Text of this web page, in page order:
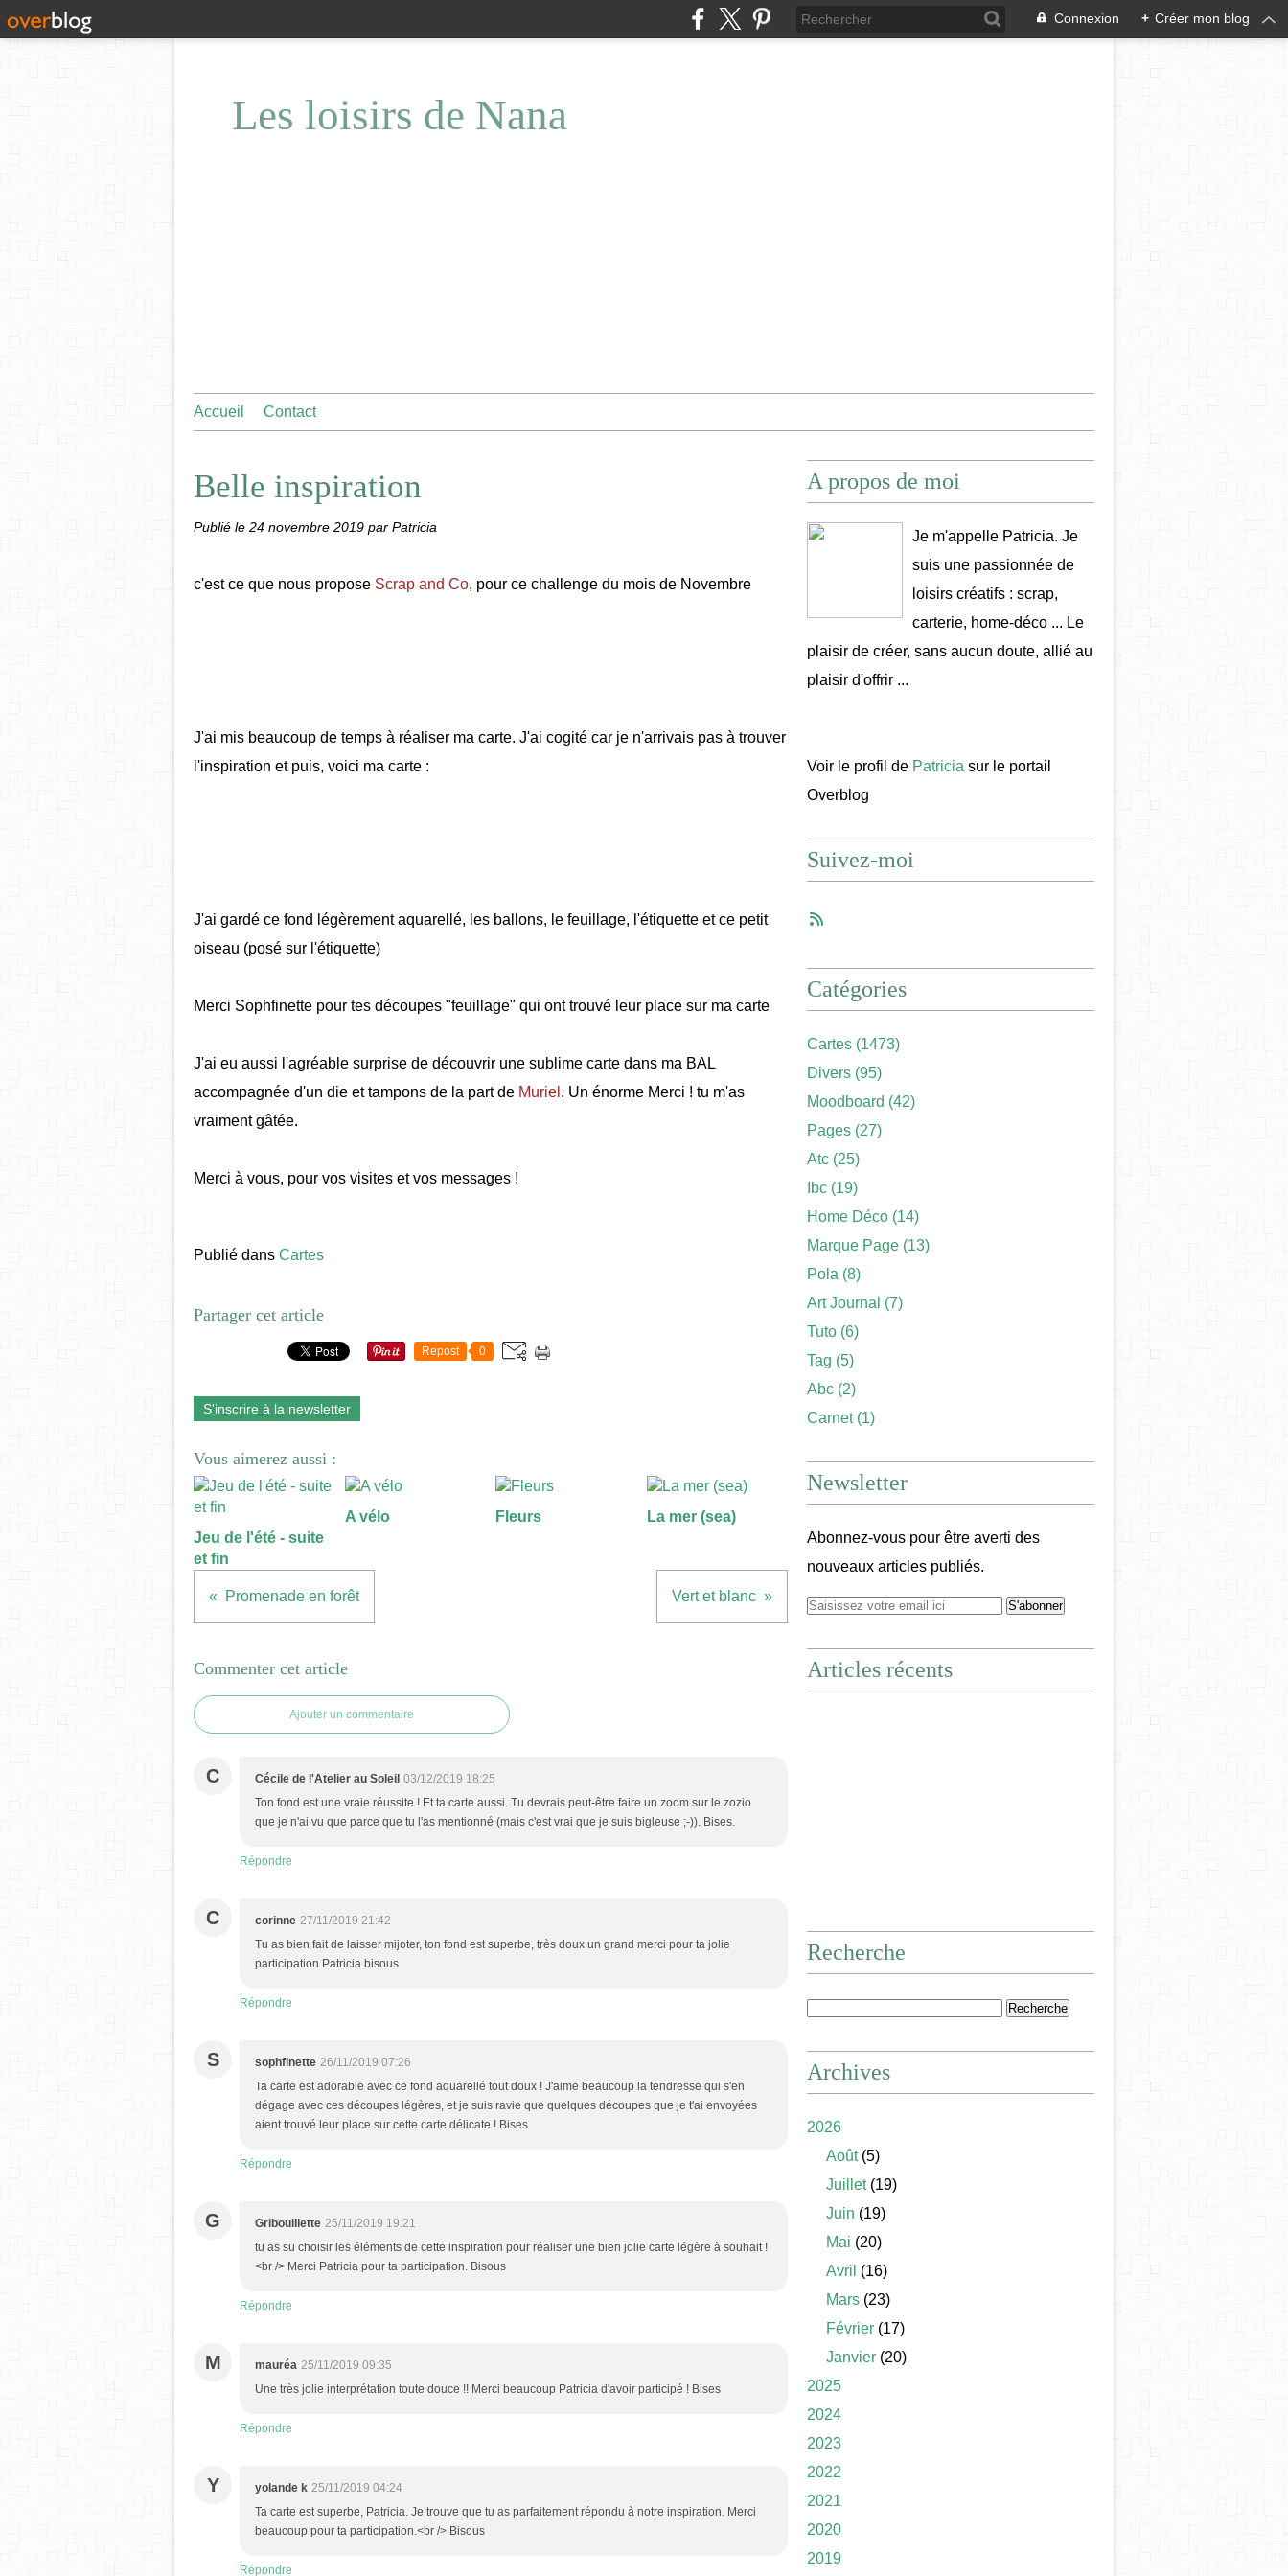
Connexion + Créer mon blog
Les loisirs de Nana
Accueil Contact
Belle inspiration
Publié le 24 novembre 2019 par Patricia
c'est ce que nous propose Scrap and Co, pour ce challenge du mois de Novembre
J'ai mis beaucoup de temps à réaliser ma carte. J'ai cogité car je n'arrivais pas à trouver
l'inspiration et puis, voici ma carte :
J'ai gardé ce fond légèrement aquarellé, les ballons, le feuillage, l'étiquette et ce petit
oiseau (posé sur l'étiquette)
Merci Sophfinette pour tes découpes "feuillage" qui ont trouvé leur place sur ma carte
J'ai eu aussi l'agréable surprise de découvrir une sublime carte dans ma BAL
accompagnée d'un die et tampons de la part de Muriel . Un énorme Merci ! tu m'as
vraiment gâtée.
Merci à vous, pour vos visites et vos messages !
Publié dans Cartes
Partager cet article
Repost 0
S'inscrire à la newsletter
Vous aimerez aussi :
Jeu de l'été - suite
et fin
A vélo Fleurs La mer (sea)
Promenade en forêt Vert et blanc
Commenter cet article
Ajouter un commentaire
C Cécile de l'Atelier au Soleil 03/12/2019 18:25
Ton fond est une vraie réussite ! Et ta carte aussi. Tu devrais peut-être faire un zoom sur le zozio
que je n'ai vu que parce que tu l'as mentionné (mais c'est vrai que je suis bigleuse ;-)). Bises.
Répondre
C corinne 27/11/2019 21:42
Tu as bien fait de laisser mijoter, ton fond est superbe, très doux un grand merci pour ta jolie
participation Patricia bisous
Répondre
S sophfinette 26/11/2019 07:26
Ta carte est adorable avec ce fond aquarellé tout doux ! J'aime beaucoup la tendresse qui s'en
dégage avec ces découpes légères, et je suis ravie que quelques découpes que je t'ai envoyées
aient trouvé leur place sur cette carte délicate ! Bises
Répondre
G Gribouillette 25/11/2019 19:21
tu as su choisir les éléments de cette inspiration pour réaliser une bien jolie carte légère à souhait !
<br /> Merci Patricia pour ta participation. Bisous
Répondre
M mauréa 25/11/2019 09:35
Une très jolie interprétation toute douce !! Merci beaucoup Patricia d'avoir participé ! Bises
Répondre
Y yolande k 25/11/2019 04:24
Ta carte est superbe, Patricia. Je trouve que tu as parfaitement répondu à notre inspiration. Merci
beaucoup pour ta participation.<br /> Bisous
Répondre
A propos de moi
Je m'appelle Patricia. Je
suis une passionnée de
loisirs créatifs : scrap,
carterie, home-déco ... Le
plaisir de créer, sans aucun doute, allié au
plaisir d'offrir ...
Voir le profil de Patricia sur le portail
Overblog
Suivez-moi
Catégories
Cartes (1473)
Divers (95)
Moodboard (42)
Pages (27)
Atc (25)
Ibc (19)
Home Déco (14)
Marque Page (13)
Pola (8)
Art Journal (7)
Tuto (6)
Tag (5)
Abc (2)
Carnet(1)
Newsletter
Abonnez-vous pour être averti des
nouveaux articles publiés.
Articles récents
Recherche
Archives
2026
Août(5)
Juillet(19)
Juin (19)
Mai (20)
Avril (16)
Mars (23)
Février (17)
Janvier (20)
2025
2024
2023
2022
2021
2020
2019